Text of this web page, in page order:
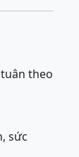
theo
sức